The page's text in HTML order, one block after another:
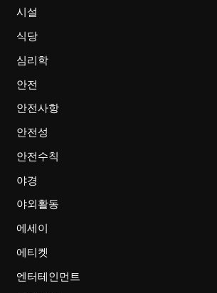
시설
식당
심리학
안전
안전사항
안전성
안전수칙
야경
야외활동
에세이
에티켓
엔터테인먼트